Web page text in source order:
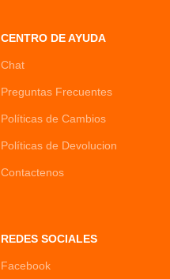
CENTRO DE AYUDA
Chat
Preguntas Frecuentes
Políticas de Cambios
Políticas de Devolucion
Contactenos
REDES SOCIALES
Facebook